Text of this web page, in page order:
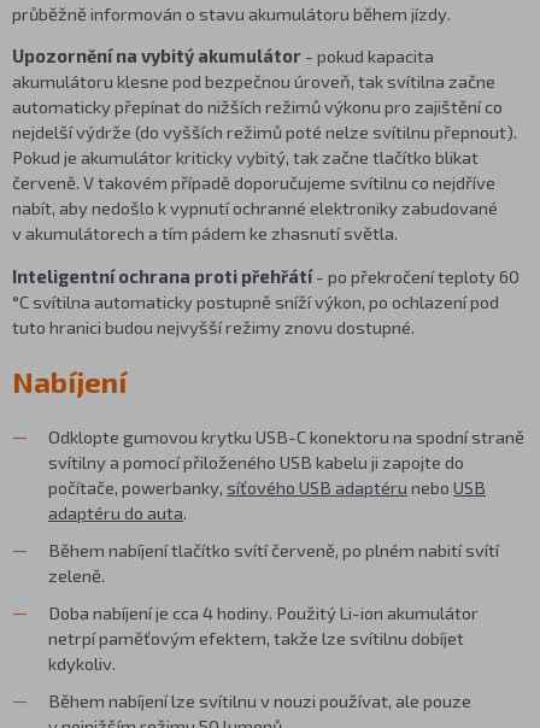
průběžně informován o stavu akumulátoru během jízdy.
Upozornění na vybitý akumulátor - pokud kapacita
akumulátoru klesne pod bezpečnou úroveň, tak svítilna začne
automaticky přepínat do nižších režimů výkonu pro zajištění co
nejdelší výdrže (do vyšších režimů poté nelze svítilnu přepnout).
Pokud je akumulátor kriticky vybitý, tak začne tlačítko blikat
červeně. V takovém případě doporučujeme svítilnu co nejdříve
nabít, aby nedošlo k vypnutí ochranné elektroniky zabudované
v akumulátorech a tím pádem ke zhasnutí světla.
Inteligentní ochrana proti přehřátí- po překročení teploty 60
°C svítilna automaticky postupně sníží výkon, po ochlazení pod
tuto hranici budou nejvyšší režimy znovu dostupné.
Nabíjení
Odklopte gumovou krytku USB-C konektoru na spodní straně
svítilny a pomocí přiloženého USB kabelu ji zapojte do
počítače, powerbanky, síťového USB adaptéru nebo USB
adaptéru do auta.
Během nabíjení tlačítko svítí červeně, po plném nabití svítí
zeleně.
Doba nabíjení je cca 4 hodiny. Použitý Li-ion akumulátor
netrpí paměťovým efektem, takže lze svítilnu dobíjet
kdykoliv.
Během nabíjení lze svítilnu v nouzi používat, ale pouze